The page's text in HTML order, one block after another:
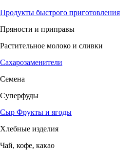
Продукты быстрого приготовления
Пряности и приправы
Растительное молоко и сливки
Сахарозаменители
Семена
Суперфуды
Сыр Фрукты и ягоды
Хлебные изделия
Чай, кофе, какао